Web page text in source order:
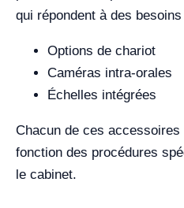
qui répondent à des
Options de chariot
Caméras intra-orales
Échelles intégrées
Chacun de ces
fonction des procédures
le cabinet.